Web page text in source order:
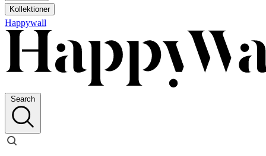
Kollektioner
Happywall
Search